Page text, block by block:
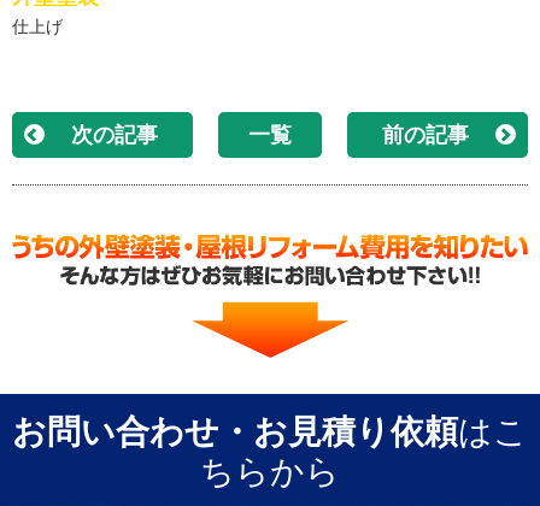
仕上げ
次の記事 一覧 前の記事
お問い合わせ・お見積り依頼はこ
ちらから